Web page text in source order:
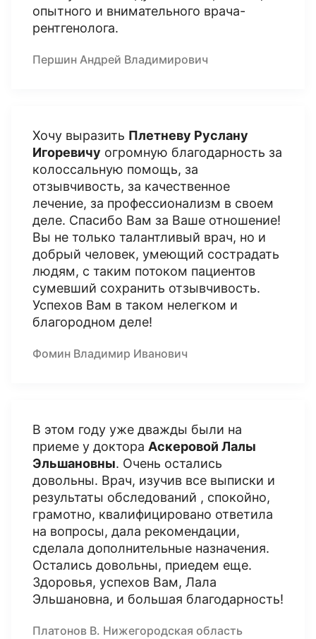
опытного и внимательного врача-
рентгенолога.
Першин Андрей Владимирович
Хочу выразить Плетневу Руслану
Игоревичу огромную благодарность за
колоссальную помощь, за
отзывчивость, за качественное
лечение, за профессионализм в своем
деле. Спасибо Вам за Ваше отношение!
Вы не только талантливый врач, но и
добрый человек, умеющий сострадать
людям, с таким потоком пациентов
сумевший сохранить отзывчивость.
Успехов Вам в таком нелегком и
благородном деле!
Фомин Владимир Иванович
В этом году уже дважды были на
приеме у доктора Аскеровой Лалы
Эльшановны. Очень остались
довольны. Врач, изучив все выписки и
результаты обследований , спокойно,
грамотно, квалифицировано ответила
на вопросы, дала рекомендации,
сделала дополнительные назначения.
Остались довольны, приедем еще.
Здоровья, успехов Вам, Лала
Эльшановна, и большая благодарность!
Платонов В. Нижегородская область